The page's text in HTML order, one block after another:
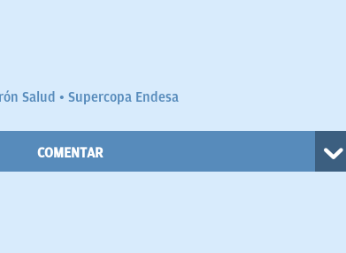
Salud Supercopa Endesa
COMENTAR